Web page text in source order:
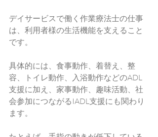
デイサービスで働く作業療法士の仕事
は、利用者様の生活機能を支えること
です。
具体的には、食事動作、着替え、整
容、トイレ動作、入浴動作などのADL
支援に加え、家事動作、趣味活動、社
会参加につながるIADL支援にも関わり
ます。